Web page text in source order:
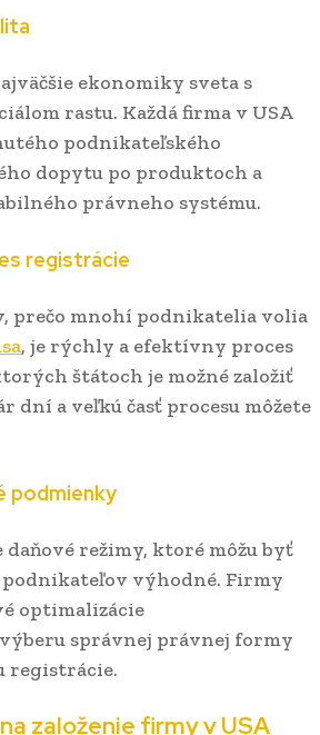
ekonomiky sveta s
rastu. Každá firma v USA
podnikateľského
dopytu po produktoch a
právneho systému.
registrácie
prečo mnohí podnikatelia volia
, je rýchly a efektívny proces
štátoch je možné založiť
dní a veľkú časť procesu môžete
podmienky
daňové režimy, ktoré môžu byť
výhodné. Firmy
optimalizácie
správnej právnej formy
registrácie.
založenie firmy v USA